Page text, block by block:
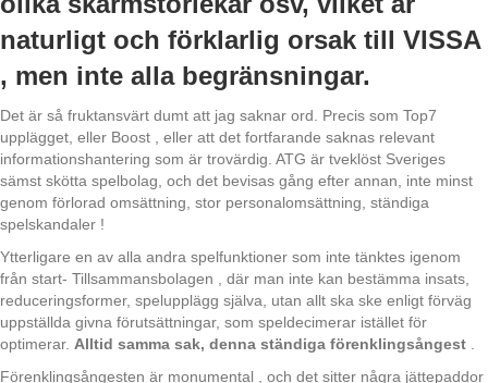
naturligt och förklarlig orsak till VISSA
, men inte alla begränsningar.
Det är så fruktansvärt dumt att jag saknar ord. Precis som Top7
upplägget, eller Boost , eller att det fortfarande saknas relevant
informationshantering som är trovärdig. ATG är tveklöst Sveriges
sämst skötta spelbolag, och det bevisas gång efter annan, inte minst
genom förlorad omsättning, stor personalomsättning, ständiga
spelskandaler !
Ytterligare en av alla andra spelfunktioner som inte tänktes igenom
från start- Tillsammansbolagen , där man inte kan bestämma insats,
reduceringsformer, spelupplägg själva, utan allt ska ske enligt förväg
uppställda givna förutsättningar, som speldecimerar istället för
optimerar. Alltid samma sak, denna ständiga förenklingsångest
Förenklingsångesten är monumental , och det sitter några jättepaddor